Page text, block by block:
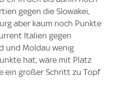
gegen die Slowakei,
aber kaum noch Punkte
Italien gegen
und Moldau wenig
hat, wäre mit Platz
ein großer Schritt zu Topf